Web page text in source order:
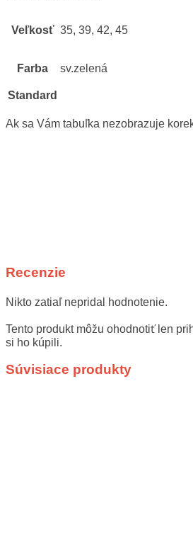
Veľkosť 35, 39, 42, 45
Farba sv.zelená
Standard
Ak sa Vám tabuľka nezobrazuje
Recenzie
Nikto zatiaľ nepridal hodnotenie.
Tento produkt môžu ohodnotiť len
si ho kúpili.
Súvisiace produkty